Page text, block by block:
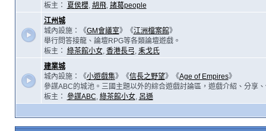
板主：
夏侯櫻, 胡飛, 諸葛people
江州城
城內設施：《GM會議室》《江洲檔案館》
舉行問答接龍、論壇RPG等各類論壇遊戲。
板主： 綠茶館小女, 香港長弓, 耒戈氏
建業城
城內設施：《小遊戲集》《信長之野望》《Age of Empires》
參謀ABC的城池。三國主題以外的綜合遊戲討論區，遊戲介紹、分享
板主： 參謀ABC, 綠茶館小女, 呂遜